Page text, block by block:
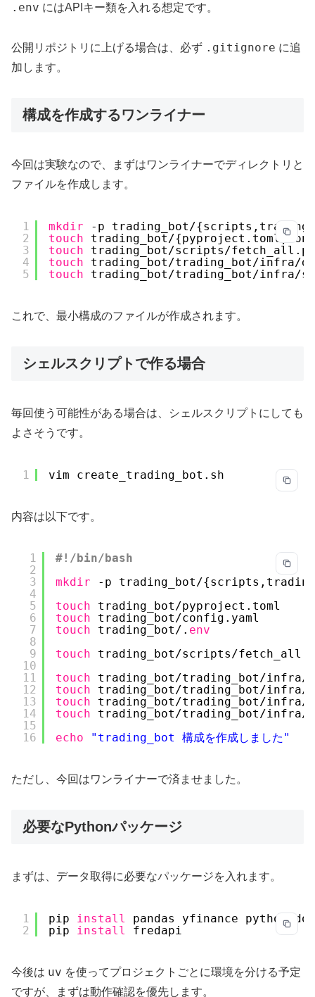
.env にはAPIキー類を入れる想定です。
公開リポジトリに上げる場合は、必ず .gitignore に追
加します。
構成を作成するワンライナー
今回は実験なので、まずはワンライナーでディレクトリと
ファイルを作成します。
1
2
3
4
5
mkdir
-p trading_bot/
touch
trading_bot/
touch
trading_bot/scripts/fetch_all
touch
trading_bot/trading_bot/infra/
touch
trading_bot/trading_bot/infra/
これで、最小構成のファイルが作成されます。
シェルスクリプトで作る場合
毎回使う可能性がある場合は、シェルスクリプトにしても
よさそうです。
1 vim create_trading_bot.sh
内容は以下です。
1
2
3
4
5
6
7
8
9
10
11
12
13
14
15
16
#!/bin/bash
mkdir
-p trading_bot/
touch
trading_bot/pyproject .toml
touch
trading_bot/config .yaml
touch
trading_bot/. env
touch
trading_bot/scripts/fetch_all
touch
trading_bot/trading_bot/infra/
touch
trading_bot/trading_bot/infra/
touch
trading_bot/trading_bot/infra/
touch
trading_bot/trading_bot/infra/
echo
"trading_bot 構成を作成しました"
ただし、今回はワンライナーで済ませました。
必要なPythonパッケージ
まずは、データ取得に必要なパッケージを入れます。
1
2
pip install
pandas yfinance python-
pip install fredapi
今後は uv を使ってプロジェクトごとに環境を分ける予定
ですが、まずは動作確認を優先します。